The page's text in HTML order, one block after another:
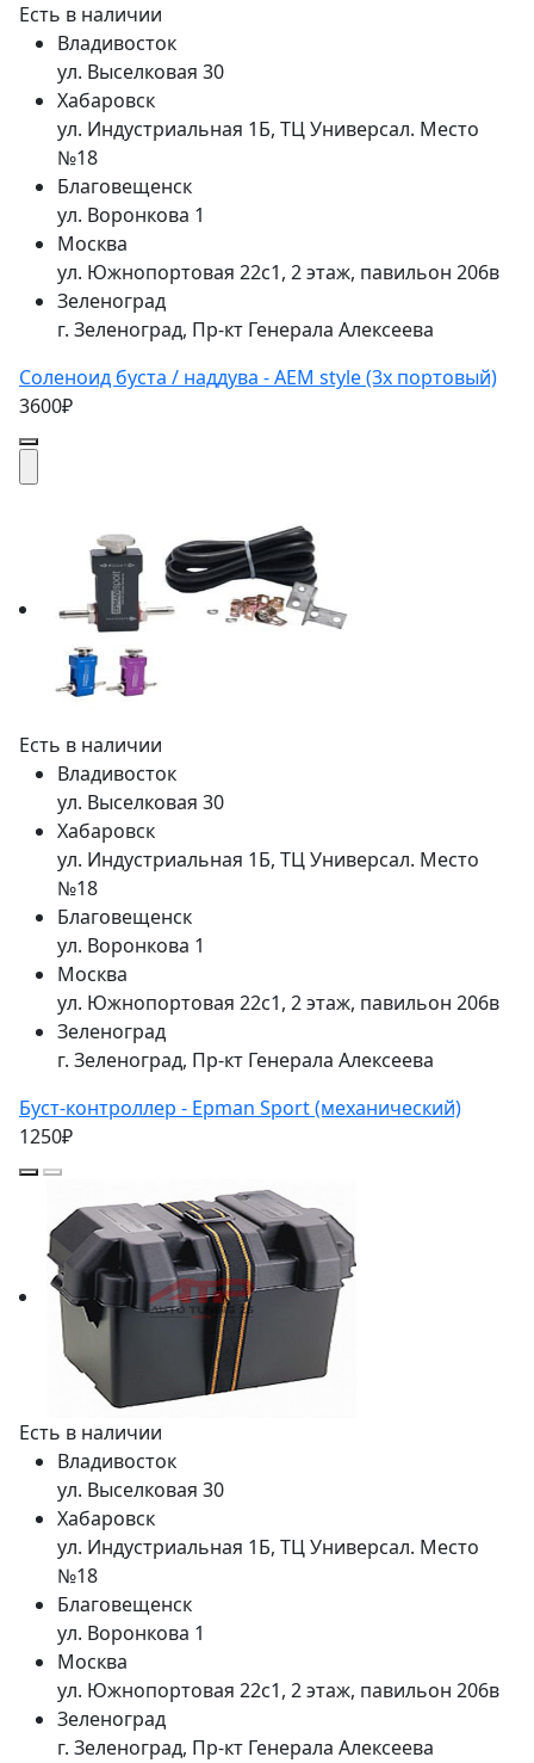
Есть в наличии
Владивосток
ул. Выселковая 30
Хабаровск
ул. Индустриальная 1Б, ТЦ Универсал. Место
№18
Благовещенск
ул. Воронкова 1
Москва
ул. Южнопортовая 22с1, 2 этаж, павильон 206в
Зеленоград
г. Зеленоград, Пр-кт Генерала Алексеева
Соленоид буста / наддува - AEM style (3х портовый)
3600₽
Есть в наличии
Владивосток
ул. Выселковая 30
Хабаровск
ул. Индустриальная 1Б, ТЦ Универсал. Место
№18
Благовещенск
ул. Воронкова 1
Москва
ул. Южнопортовая 22с1, 2 этаж, павильон 206в
Зеленоград
г. Зеленоград, Пр-кт Генерала Алексеева
Буст-контроллер - Epman Sport (механический)
1250₽
Есть в наличии
Владивосток
ул. Выселковая 30
Хабаровск
ул. Индустриальная 1Б, ТЦ Универсал. Место
№18
Благовещенск
ул. Воронкова 1
Москва
ул. Южнопортовая 22с1, 2 этаж, павильон 206в
Зеленоград
г. Зеленоград, Пр-кт Генерала Алексеева